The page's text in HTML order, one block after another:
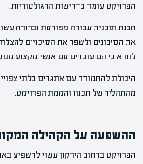
הפרויקט עומד בדרישות הרגולטוריות.
הכנת תוכנית עבודה מפורטת וברורה
את הסיכונים ולשפר את הסיכויים
לוודא כי הם עובדים עם אנשי מקצוע
היכולת להתמודד עם אתגרים בלתי
מהתהליך של תכנון והקמת הפרויקט.
ההשפעה על הקהילה
הפרויקט ברחוב הירקון עשוי להשפיע